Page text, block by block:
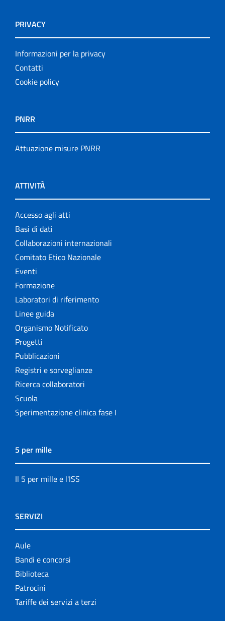
PRIVACY
Informazioni per la privacy
Contatti
Cookie policy
PNRR
Attuazione misure PNRR
ATTIVITÀ
Accesso agli atti
Basi di dati
Collaborazioni internazionali
Comitato Etico Nazionale
Eventi
Formazione
Laboratori di riferimento
Linee guida
Organismo Notificato
Progetti
Pubblicazioni
Registri e sorveglianze
Ricerca collaboratori
Scuola
Sperimentazione clinica fase I
5 per mille
Il 5 per mille e l'ISS
SERVIZI
Aule
Bandi e concorsi
Biblioteca
Patrocini
Tariffe dei servizi a terzi